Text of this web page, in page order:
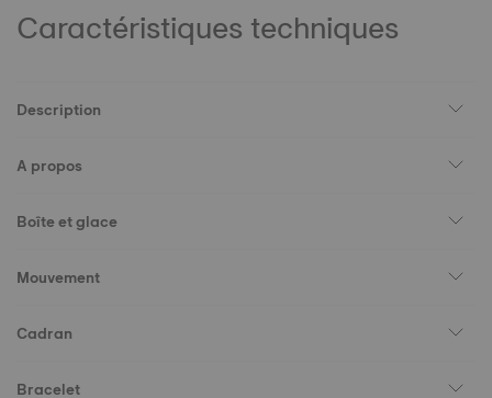
Caractéristiques techniques
Description
A propos
Boîte et glace
Mouvement
Cadran
Bracelet